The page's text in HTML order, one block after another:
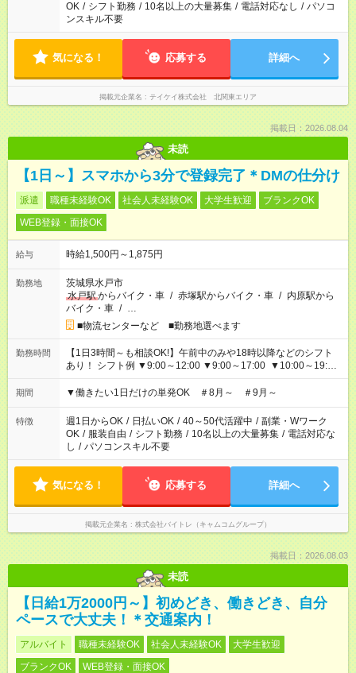
OK / シフト勤務 / 10名以上の大量募集 / 電話対応なし / パソコ
ンスキル不要
気になる！ 応募する 詳細へ
掲載元企業名 テイケイ株式会社 北関東エリア
掲載日：2026.08.04
未読
【1日～】スマホから3分で登録完了＊DMの仕分け
派遣 職種未経験OK 社会人未経験OK 大学生歓迎
ブランクOK
WEB登録・面接OK
給与 時給1,500円～1,875円
勤務地
茨城県水戸市
水戸駅からバイク・車 / 赤塚駅からバイク・車 / 内原駅から
バイク・車 / …
■物流センターなど ■勤務地選べます
勤務時間
【1日3時間～も相談OK!】午前中のみや18時以降などのシフト
あり！ シフト例 ▼9:00～12:00 ▼9:00～17:00 ▼10:00～19:00
▼18:00～21:00
期間 ▼働きたい1日だけの単発OK ＃8月～ ＃9月～
特徴 週1日からOK / 日払いOK / 40～50代活躍中 / 副業・Wワーク
OK / 服装自由 / シフト勤務 / 10名以上の大量募集 / 電話対応な
し / パソコンスキル不要
気になる！ 応募する 詳細へ
掲載元企業名 株式会社バイトレ（キャムコムグループ）
掲載日：2026.08.03
未読
【日給1万2000円～】初めどき、働きどき、自分
ペースで大丈夫！＊交通案内！
アルバイト 職種未経験OK 社会人未経験OK
大学生歓迎
ブランクOK
WEB登録・面接OK